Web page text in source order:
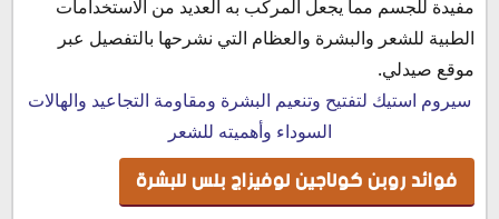
مفيدة للجسم مما يجعل المركب به العديد من الاستخدامات
الطبية للشعر والبشرة والعظام التي نشرحها بالتفصيل عبر
موقع صيدلي.
سيروم استيك لتفتيح وتنعيم البشرة ومقاومة التجاعيد والهالات
السوداء وأهميته للشعر
فوائد روبن كولاجين لوفيزاج بلس للبشرة